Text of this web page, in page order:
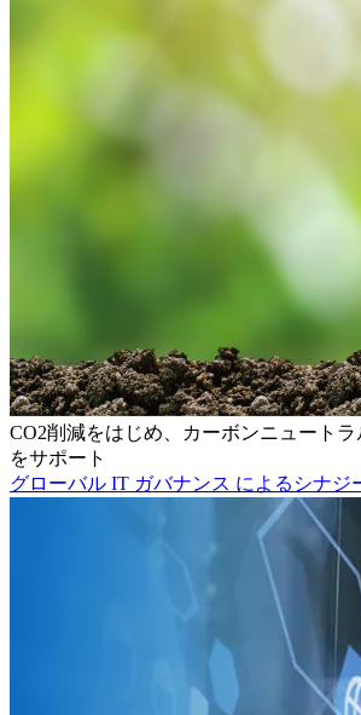
CO2削減をはじめ、カーボンニュート
をサポート
グローバル IT ガバナンス によるシナジ